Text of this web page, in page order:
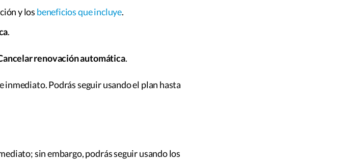
y los beneficios que incluye.
.
renovación automática.
inmediato. Podrás seguir usando el plan hasta
sin embargo, podrás seguir usando los